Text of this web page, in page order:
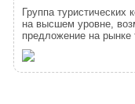
Группа туристических
на высшем уровне,
предложение на рынке